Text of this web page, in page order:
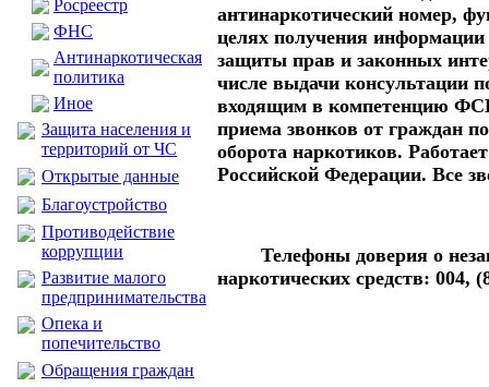
Росреестр
ФНС
Антинаркотическая
политика
Иное
Защита населения и
территорий от ЧС
Открытые данные
Благоустройство
Противодействие
коррупции
Развитие малого
предпринимательства
Опека и
попечительство
Обращения граждан
антинаркотический номер,
целях получения информации
защиты прав и законных
числе выдачи консультации
входящим в компетенцию
приема звонков от граждан
оборота наркотиков.
Российской Федерации. Все
Телефоны доверия о
наркотических средств: 004,